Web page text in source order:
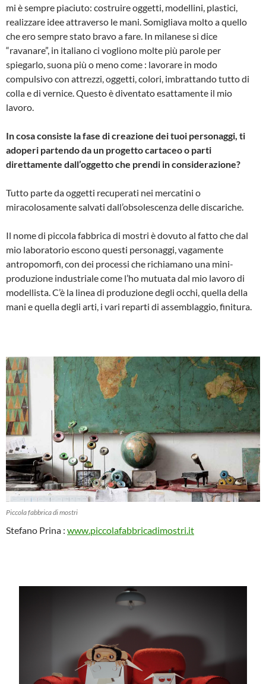
mi è sempre piaciuto: costruire oggetti, modellini, plastici,
realizzare idee attraverso le mani. Somigliava molto a quello
che ero sempre stato bravo a fare. In milanese si dice
“ravanare”, in italiano ci vogliono molte più parole per
spiegarlo, suona più o meno come : lavorare in modo
compulsivo con attrezzi, oggetti, colori, imbrattando tutto di
colla e di vernice. Questo è diventato esattamente il mio
lavoro.
In cosa consiste la fase di creazione dei tuoi personaggi, ti
adoperi partendo da un progetto cartaceo o parti
direttamente dall’oggetto che prendi in considerazione?
Tutto parte da oggetti recuperati nei mercatini o
miracolosamente salvati dall’obsolescenza delle discariche.
Il nome di piccola fabbrica di mostri è dovuto al fatto che dal
mio laboratorio escono questi personaggi, vagamente
antropomorfi, con dei processi che richiamano una mini-
produzione industriale come l’ho mutuata dal mio lavoro di
modellista. C’è la linea di produzione degli occhi, quella della
mani e quella degli arti, i vari reparti di assemblaggio, finitura.
Piccola fabbrica di mostri
Stefano Prina : www.piccolafabbricadimostri.it